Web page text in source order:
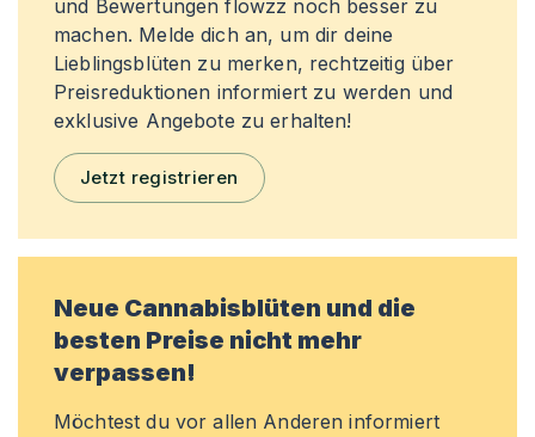
und Bewertungen flowzz noch besser zu
machen. Melde dich an, um dir deine
Lieblingsblüten zu merken, rechtzeitig über
Preisreduktionen informiert zu werden und
exklusive Angebote zu erhalten!
Jetzt registrieren
Neue Cannabisblüten und die
besten Preise nicht mehr
verpassen!
Möchtest du vor allen Anderen informiert